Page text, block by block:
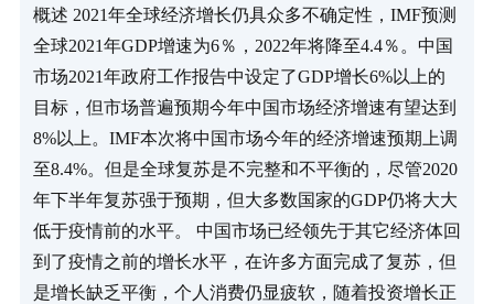
概述 2021年全球经济增长仍具众多不确定性，IMF预测
全球2021年GDP增速为6％，2022年将降至4.4％。中国
市场2021年政府工作报告中设定了GDP增长6%以上的
目标，但市场普遍预期今年中国市场经济增速有望达到
8%以上。IMF本次将中国市场今年的经济增速预期上调
至8.4%。但是全球复苏是不完整和不平衡的，尽管2020
年下半年复苏强于预期，但大多数国家的GDP仍将大大
低于疫情前的水平。 中国市场已经领先于其它经济体回
到了疫情之前的增长水平，在许多方面完成了复苏，但
是增长缺乏平衡，个人消费仍显疲软，随着投资增长正